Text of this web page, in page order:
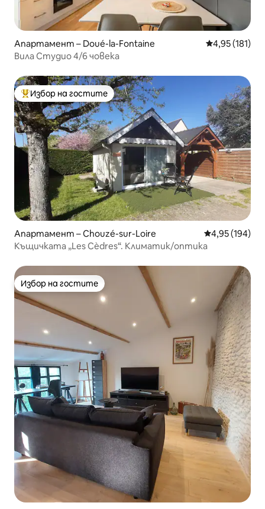
Апартамент – Doué-la-Fontaine Средна
4,95 (181)
Вила Студио 4/6 човека
Най-популярен избор на гостите
Избор на гостите
Апартамент – Chouzé-sur-Loire Средна
4,95 (194)
Къщичката „Les Cèdres“. Климатик/оптика
Избор на гостите
Избор на гостите